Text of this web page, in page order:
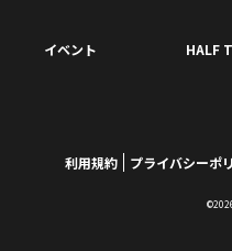
イベント HALF
利用規約 プライバシーポ